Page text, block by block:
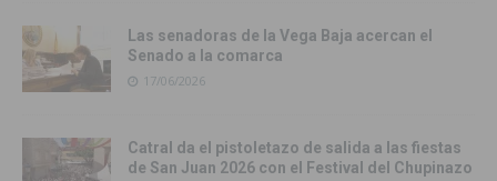
Las senadoras de la Vega Baja acercan el
Senado a la comarca
17/06/2026
Catral da el pistoletazo de salida a las fiestas
de San Juan 2026 con el Festival del Chupinazo